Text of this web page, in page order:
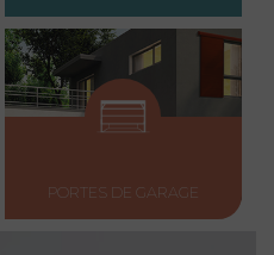
PORTES DE GARAGE